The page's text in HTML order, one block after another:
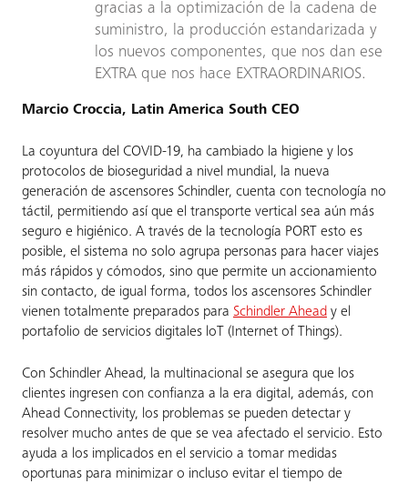
gracias a la optimización de la cadena de
suministro, la producción estandarizada y
los nuevos componentes, que nos dan ese
EXTRA que nos hace EXTRAORDINARIOS.
Marcio Croccia, Latin America South CEO
La coyuntura del COVID-19, ha cambiado la higiene y los
protocolos de bioseguridad a nivel mundial, la nueva
generación de ascensores Schindler, cuenta con tecnología no
táctil, permitiendo así que el transporte vertical sea aún más
seguro e higiénico. A través de la tecnología PORT esto es
posible, el sistema no solo agrupa personas para hacer viajes
más rápidos y cómodos, sino que permite un accionamiento
sin contacto, de igual forma, todos los ascensores Schindler
vienen totalmente preparados para Schindler Ahead y el
portafolio de servicios digitales loT (Internet of Things).
Con Schindler Ahead, la multinacional se asegura que los
clientes ingresen con confianza a la era digital, además, con
Ahead Connectivity, los problemas se pueden detectar y
resolver mucho antes de que se vea afectado el servicio. Esto
ayuda a los implicados en el servicio a tomar medidas
oportunas para minimizar o incluso evitar el tiempo de